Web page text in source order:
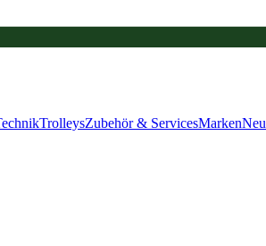
TrolleysZubehör & ServicesMarkenNeu